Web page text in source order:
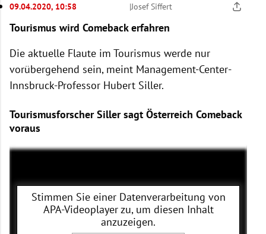
09.04.2020, 10:58 |Josef Siffert
Tourismus wird Comeback erfahren
Die aktuelle Flaute im Tourismus werde nur
vorübergehend sein, meint Management-Center-
Innsbruck-Professor Hubert Siller.
Tourismusforscher Siller sagt Österreich Comeback
voraus
Stimmen Sie einer Datenverarbeitung von
APA-Videoplayerzu, um diesen Inhalt
anzuzeigen.